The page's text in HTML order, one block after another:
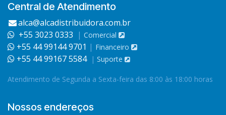
Central de Atendimento
alca@alcadistribuidora.com.br
+55 3023 0333 | Comercial
+55 44 99144 9701 | Financeiro
+55 44 99167 5584 | Suporte
Atendimento de Segunda a Sexta-feira das 8:00 às 18:00 horas
Nossos endereços